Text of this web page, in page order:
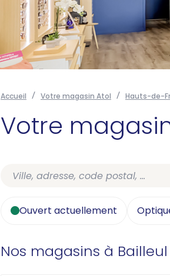
Accueil Votre magasin Atol Hauts-de-
Votre
Ouvert actuellement
Nos magasins à Bailleul